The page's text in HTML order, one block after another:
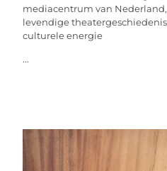
mediacentrum van
levendige
culturele energie
...